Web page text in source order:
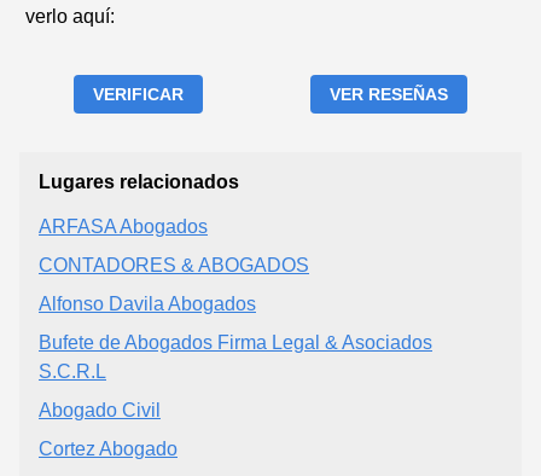
verlo aquí:
VERIFICAR VER RESEÑAS
Lugares relacionados
ARFASA Abogados
CONTADORES & ABOGADOS
Alfonso Davila Abogados
Bufete de Abogados Firma Legal & Asociados
S.C.R.L
Abogado Civil
Cortez Abogado